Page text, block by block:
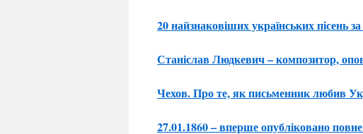
20 найзнаковіших українських пісень
Станіслав Людкевич – композитор,
Чехов. Про те, як письменник любив
27.01.1860 – вперше опубліковано